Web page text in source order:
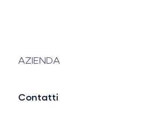
AZIENDA
Contatti